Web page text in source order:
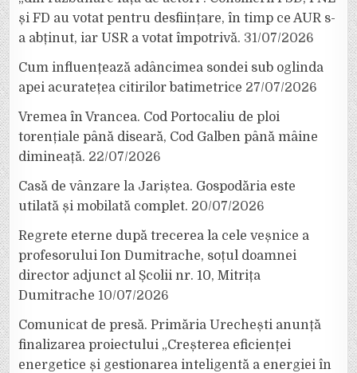
și FD au votat pentru desființare, în timp ce AUR s-
a abținut, iar USR a votat împotrivă. 31/07/2026
Cum influențează adâncimea sondei sub oglinda
apei acuratețea citirilor batimetrice 27/07/2026
Vremea în Vrancea. Cod Portocaliu de ploi
torențiale până diseară, Cod Galben până mâine
dimineață. 22/07/2026
Casă de vânzare la Jariștea. Gospodăria este
utilată și mobilată complet. 20/07/2026
Regrete eterne după trecerea la cele veșnice a
profesorului Ion Dumitrache, soțul doamnei
director adjunct al Școlii nr. 10, Mitrița
Dumitrache 10/07/2026
Comunicat de presă. Primăria Urechești anunță
finalizarea proiectului „Creșterea eficienței
energetice și gestionarea inteligentă a energiei în